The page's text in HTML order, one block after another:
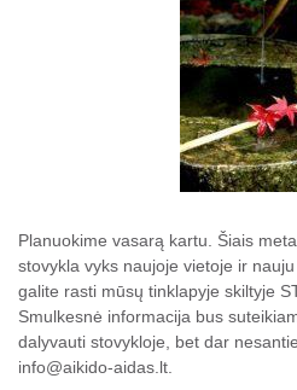
Planuokime vasarą kartu. Šiais
stovykla vyks naujoje vietoje ir
galite rasti mūsų tinklapyje skiltyje
Smulkesnė informacija bus
dalyvauti stovykloje, bet dar
info@aikido-aidas.lt